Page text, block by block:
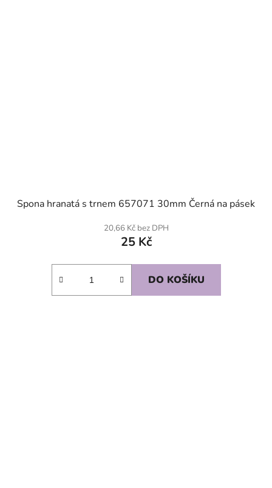
Spona hranatá s trnem 657071 30mm Černá na pásek
20,66 Kč bez DPH
25 Kč
DO KOŠÍKU